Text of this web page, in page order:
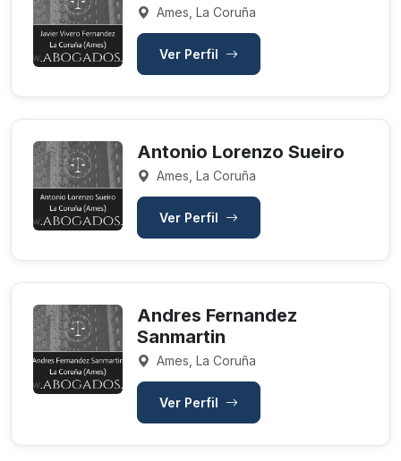
Ames, La Coruña
Ver Perfil
Antonio Lorenzo Sueiro
Ames, La Coruña
Ver Perfil
Andres Fernandez
Sanmartin
Ames, La Coruña
Ver Perfil